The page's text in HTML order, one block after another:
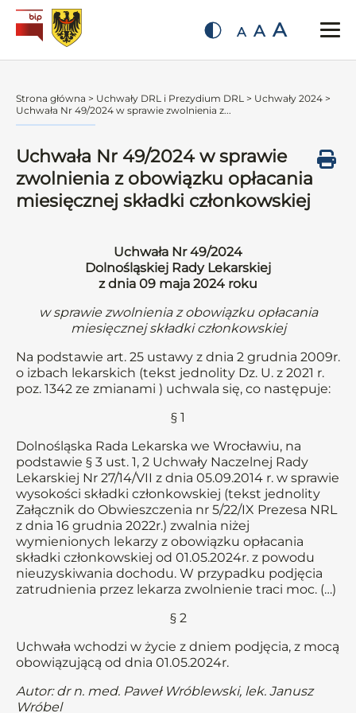
A A A
Strona główna > Uchwały DRL i Prezydium DRL > Uchwały 2024 >
Uchwała Nr 49/2024 w sprawie zwolnienia z...
Uchwała Nr 49/2024 w sprawie
zwolnienia z obowiązku opłacania
miesięcznej składki członkowskiej
Uchwała Nr 49/2024
Dolnośląskiej Rady Lekarskiej
z dnia 09 maja 2024 roku
w sprawie zwolnienia z obowiązku opłacania
miesięcznej składki członkowskiej
Na podstawie art. 25 ustawy z dnia 2 grudnia 2009r.
o izbach lekarskich (tekst jednolity Dz. U. z 2021 r.
poz. 1342 ze zmianami ) uchwala się, co następuje:
§ 1
Dolnośląska Rada Lekarska we Wrocławiu, na
podstawie § 3 ust. 1, 2 Uchwały Naczelnej Rady
Lekarskiej Nr 27/14/VII z dnia 05.09.2014 r. w sprawie
wysokości składki członkowskiej (tekst jednolity
Załącznik do Obwieszczenia nr 5/22/IX Prezesa NRL
z dnia 16 grudnia 2022r.) zwalnia niżej
wymienionych lekarzy z obowiązku opłacania
składki członkowskiej od 01.05.2024r. z powodu
nieuzyskiwania dochodu. W przypadku podjęcia
zatrudnienia przez lekarza zwolnienie traci moc. (…)
§ 2
Uchwała wchodzi w życie z dniem podjęcia, z mocą
obowiązującą od dnia 01.05.2024r.
Autor: dr n. med. Paweł Wróblewski, lek. Janusz
Wróbel